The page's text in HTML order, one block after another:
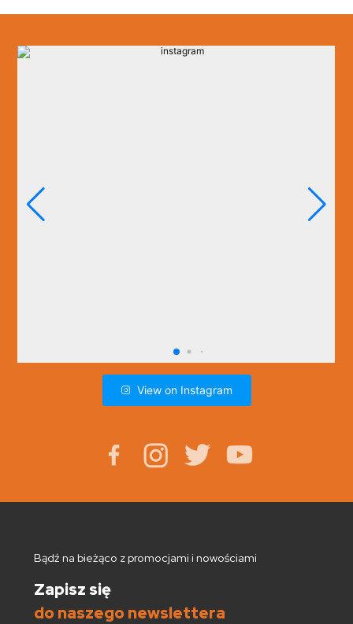
View on Instagram
Bądź na bieżąco z promocjami i nowościami
Zapisz się
do naszego newslettera